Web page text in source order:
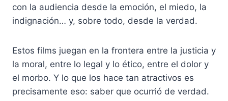
con la audiencia desde la emoción, el miedo, la
indignación… y, sobre todo, desde la verdad.
Estos films juegan en la frontera entre la justicia y
la moral, entre lo legal y lo ético, entre el dolor y
el morbo. Y lo que los hace tan atractivos es
precisamente eso: saber que ocurrió de verdad.